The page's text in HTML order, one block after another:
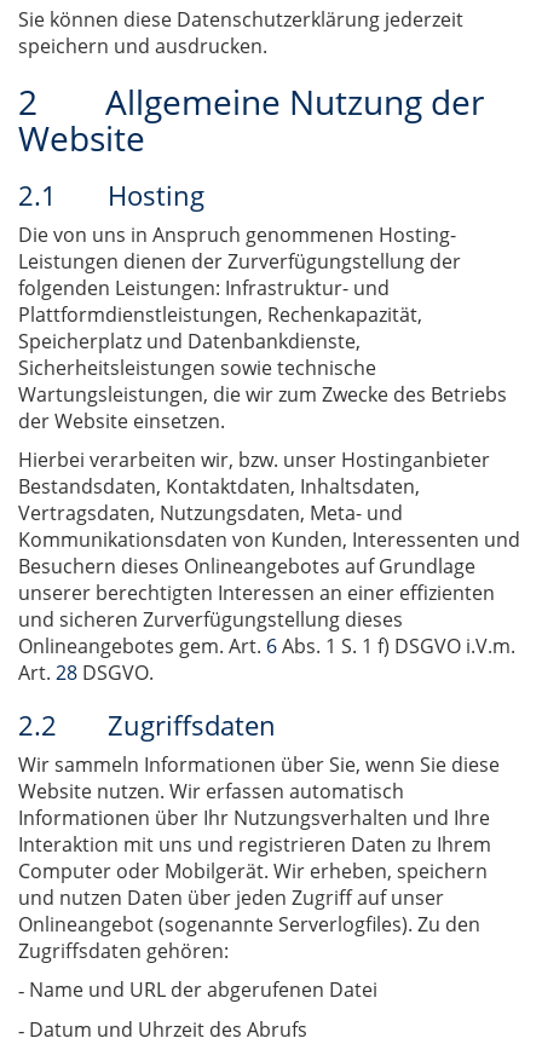
Sie können diese Datenschutzerklärung jederzeit
speichern und ausdrucken.
2 Allgemeine Nutzung der
Website
2.1 Hosting
Die von uns in Anspruch genommenen Hosting-
Leistungen dienen der Zurverfügungstellung der
folgenden Leistungen: Infrastruktur- und
Plattformdienstleistungen, Rechenkapazität,
Speicherplatz und Datenbankdienste,
Sicherheitsleistungen sowie technische
Wartungsleistungen, die wir zum Zwecke des Betriebs
der Website einsetzen.
Hierbei verarbeiten wir, bzw. unser Hostinganbieter
Bestandsdaten, Kontaktdaten, Inhaltsdaten,
Vertragsdaten, Nutzungsdaten, Meta- und
Kommunikationsdaten von Kunden, Interessenten und
Besuchern dieses Onlineangebotes auf Grundlage
unserer berechtigten Interessen an einer effizienten
und sicheren Zurverfügungstellung dieses
Onlineangebotes gem. Art. 6Abs. 1 S. 1 f) DSGVO i.V.m.
Art. 28 DSGVO.
2.2 Zugriffsdaten
Wir sammeln Informationen über Sie, wenn Sie diese
Website nutzen. Wir erfassen automatisch
Informationen über Ihr Nutzungsverhalten und Ihre
Interaktion mit uns und registrieren Daten zu Ihrem
Computer oder Mobilgerät. Wir erheben, speichern
und nutzen Daten über jeden Zugriff auf unser
Onlineangebot (sogenannte Serverlogfiles). Zu den
Zugriffsdaten gehören:
- Name und URL der abgerufenen Datei
- Datum und Uhrzeit des Abrufs